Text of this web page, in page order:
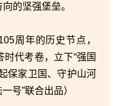
的坚强堡垒。
周年的历史节点，
代考卷，立下“强国
保家卫国、守护山河
一号”联合出品）